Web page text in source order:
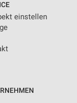
einstellen